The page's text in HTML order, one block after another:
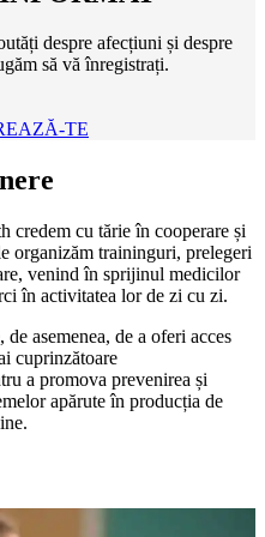
despre afecțiuni și despre
să vă înregistrați.
TE
cu tărie în cooperare și
organizăm traininguri, prelegeri
venind în sprijinul medicilor
în activitatea lor de zi cu zi.
asemenea, de a oferi acces
cuprinzătoare
a promova prevenirea și
apărute în producția de